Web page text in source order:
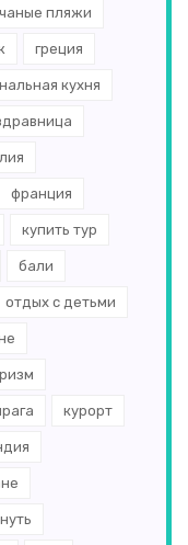
пляжи
греция
кухня
франция
купить тур
бали
отдых с детьми
курорт